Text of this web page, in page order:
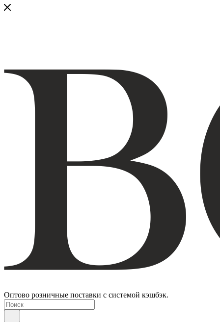
Оптово розничные поставки с системой кэшбэк.